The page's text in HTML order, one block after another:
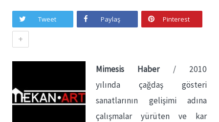
Tweet Paylaş Pinterest
+
Mimesis Haber/ 2010
yılında çağdaş gösteri
sanatlarının gelişimi adına
çalışmalar yürüten ve kar